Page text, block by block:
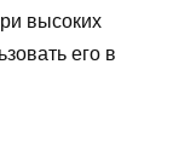
высоких
его в